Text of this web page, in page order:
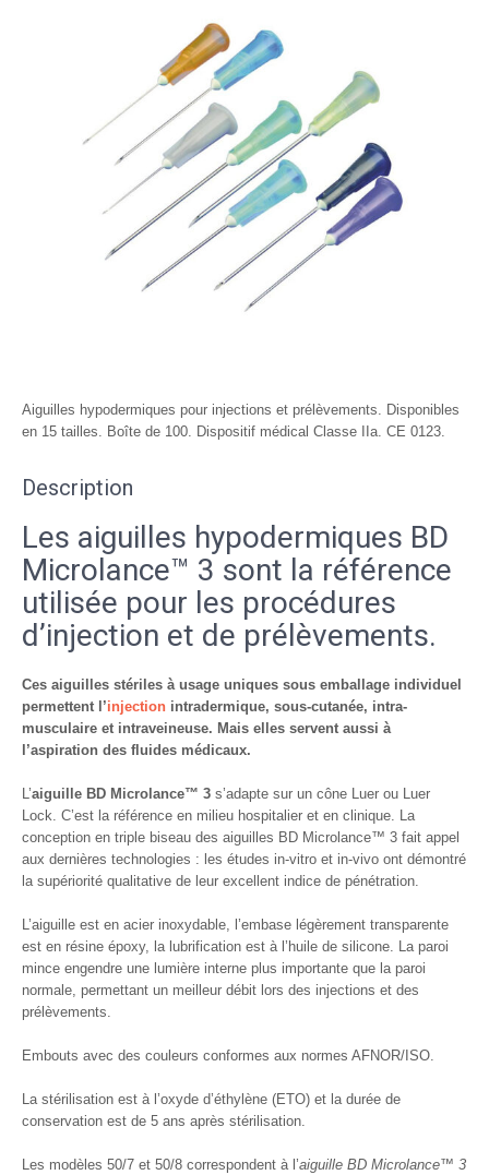
Aiguilles hypodermiques pour injections et prélèvements. Disponibles
en 15 tailles. Boîte de 100. Dispositif médical Classe IIa. CE 0123.
Description
Les aiguilles hypodermiques BD
Microlance™ 3 sont la référence
utilisée pour les procédures
d’injection et de prélèvements.
Ces aiguilles stériles à usage uniques sous emballage individuel
permettent l’injection intradermique, sous-cutanée, intra-
musculaire et intraveineuse. Mais elles servent aussi à
l’aspiration des fluides médicaux.
L’aiguille BD Microlance™ 3 s’adapte sur un cône Luer ou Luer
Lock. C’est la référence en milieu hospitalier et en clinique. La
conception en triple biseau des aiguilles BD Microlance™ 3 fait appel
aux dernières technologies : les études in-vitro et in-vivo ont démontré
la supériorité qualitative de leur excellent indice de pénétration.
L’aiguille est en acier inoxydable, l’embase légèrement transparente
est en résine époxy, la lubrification est à l’huile de silicone. La paroi
mince engendre une lumière interne plus importante que la paroi
normale, permettant un meilleur débit lors des injections et des
prélèvements.
Embouts avec des couleurs conformes aux normes AFNOR/ISO.
La stérilisation est à l’oxyde d’éthylène (ETO) et la durée de
conservation est de 5 ans après stérilisation.
Les modèles 50/7 et 50/8 correspondent à l’aiguille BD Microlance™ 3